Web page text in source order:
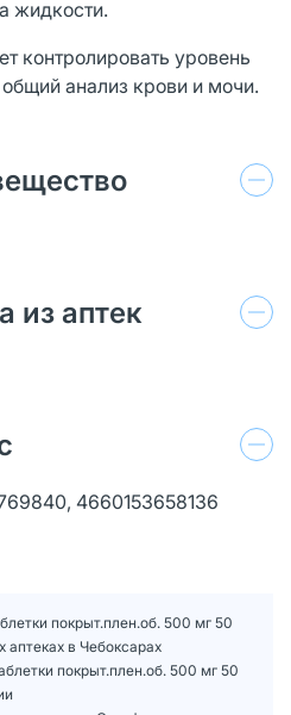
жидкости.
контролировать уровень
анализ крови и мочи.
из аптек
4660153658136
покрыт.плен.об. 500 мг 50
в Чебоксарах
покрыт.плен.об. 500 мг 50